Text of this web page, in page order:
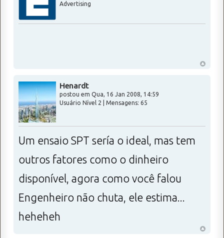
Advertising
Henardt
postou em Qua, 16 Jan 2008, 14:59
Usuário Nível 2 | Mensagens: 65
Um ensaio SPT sería o ideal, mas tem
outros fatores como o dinheiro
disponível, agora como você falou
Engenheiro não chuta, ele estima...
heheheh